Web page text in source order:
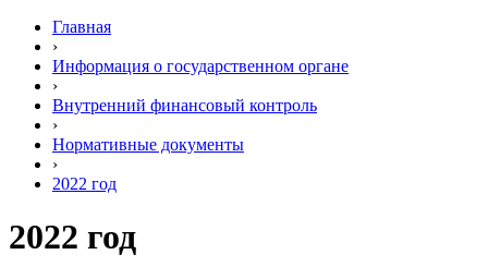
Главная
›
Информация о государственном органе
›
Внутренний финансовый контроль
›
Нормативные документы
›
2022 год
2022 год